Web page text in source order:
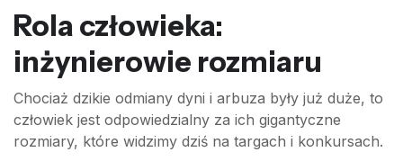
Rola człowieka:
inżynierowie rozmiaru
Chociaż dzikie odmiany dyni i arbuza były już duże, to
człowiek jest odpowiedzialny za ich gigantyczne
rozmiary, które widzimy dziś na targach i konkursach.